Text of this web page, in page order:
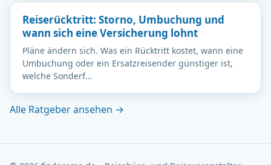
Reiserücktritt: Storno, Umbuchung und
wann sich eine Versicherung lohnt
Pläne ändern sich. Was ein Rücktritt kostet, wann eine
Umbuchung oder ein Ersatzreisender günstiger ist,
welche Sonderf…
Alle Ratgeber ansehen →